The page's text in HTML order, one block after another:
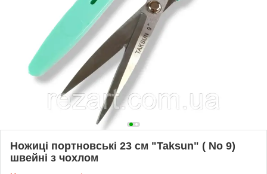
Ножиці портновські 23 см "Taksun" ( No 9)
швейні з чохлом